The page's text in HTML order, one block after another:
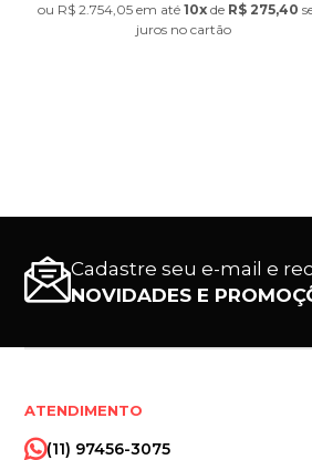
ou R$ 2.754,05 em até10x de R$ 275,40
jurosno cartão
Cadastre seu e-mail e
NOVIDADES E
ATENDIMENTO
(11) 97456-3075